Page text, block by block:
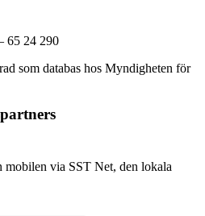
65 24 290
som databas hos Myndigheten för
via SST Net, den lokala